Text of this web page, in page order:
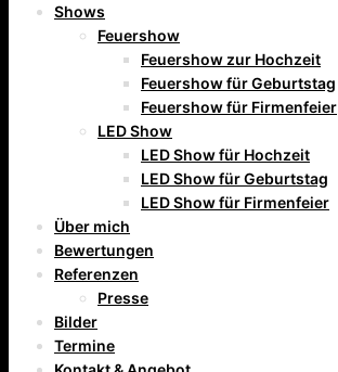
Shows
Feuershow
Feuershow zur Hochzeit
Feuershow für Geburtstag
Feuershow für Firmenfeier
LED Show
LED Show für Hochzeit
LED Show für Geburtstag
LED Show für Firmenfeier
Über mich
Bewertungen
Referenzen
Presse
Bilder
Termine